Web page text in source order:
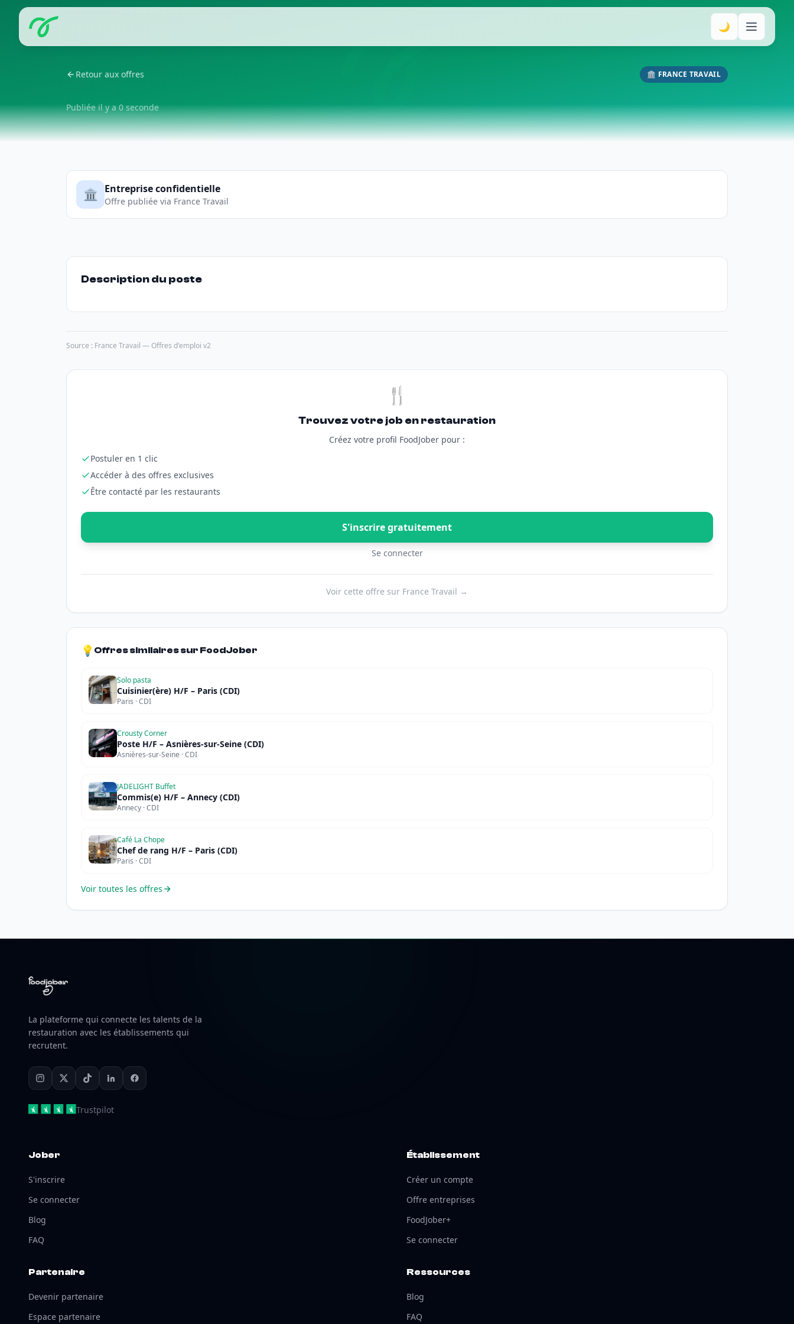
🌙
Retour aux offres 🏛️ FRANCE TRAVAIL
Publiée il y a 0 seconde
🏛️ Entreprise confidentielle
Offre publiée via France Travail
Description du poste
Source : France Travail — Offres d'emploi v2
🍴
Trouvez votre job en restauration
Créez votre profil FoodJober pour :
Postuler en 1 clic
Accéder à des offres exclusives
Être contacté par les restaurants
S'inscrire gratuitement
Se connecter
Voir cette offre sur France Travail →
💡 Offres similaires sur FoodJober
Solo pasta
Cuisinier(ère) H/F – Paris (CDI)
Paris · CDI
Crousty Corner
Poste H/F – Asnières-sur-Seine (CDI)
Asnières-sur-Seine · CDI
JADELIGHT Buffet
Commis(e) H/F – Annecy (CDI)
Annecy · CDI
Café La Chope
Chef de rang H/F – Paris (CDI)
Paris · CDI
Voir toutes les offres
La plateforme qui connecte les talents de la
restauration avec les établissements qui
recrutent.
Trustpilot
Jober
S'inscrire
Se connecter
Blog
FAQ
Établissement
Créer un compte
Offre entreprises
FoodJober+
Se connecter
Partenaire
Devenir partenaire
Espace partenaire
Ressources
Blog
FAQ